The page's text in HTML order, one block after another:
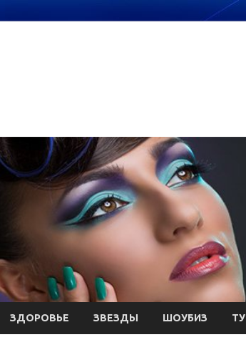
ЗДОРОВЬЕ ЗВЕЗДЫ ШОУБИЗ